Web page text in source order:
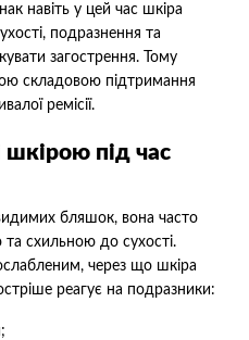
навіть у цей час шкіра
подразнення та
загострення. Тому
складовою підтримання
ремісії.
шкірою під час
бляшок, вона часто
схильною до сухості.
через що шкіра
реагує на подразники: